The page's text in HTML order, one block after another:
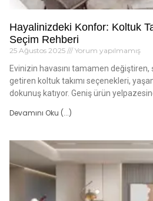
Hayalinizdeki Konfor: Koltuk
Seçim Rehberi
25 Ağustos 2025 Yorum yapılmamış
Evinizin havasını tamamen değiştiren,
getiren koltuk takımı seçenekleri,
dokunuş katıyor. Geniş ürün
Devamını Oku (...)